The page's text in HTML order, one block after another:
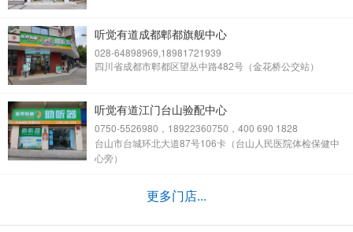
听觉有道成都郫都旗舰中心
028-64898969,18981721939
四川省成都市郫都区望丛中路482号（金花桥公交站）
听觉有道江门台山验配中心
0750-5526980，18922360750，400 690 1828
台山市台城环北大道87号106卡（台山人民医院体检保健中
心旁）
更多门店...